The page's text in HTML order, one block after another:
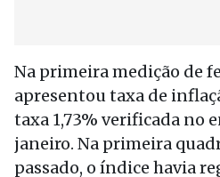
Na primeira medição de
apresentou taxa de
taxa 1,73% verificada no
janeiro. Na primeira
passado, o índice havia